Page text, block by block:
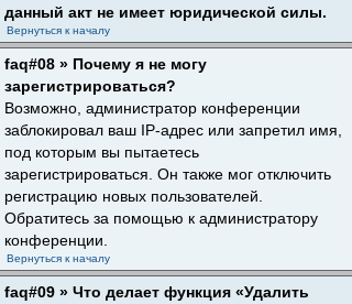
данный акт не имеет юридической силы.
Вернуться к началу
faq#08 » Почему я не могу
зарегистрироваться?
Возможно, администратор конференции
заблокировал ваш IP-адрес или запретил имя,
под которым вы пытаетесь
зарегистрироваться. Он также мог отключить
регистрацию новых пользователей.
Обратитесь за помощью к администратору
конференции.
Вернуться к началу
faq#09 » Что делает функция «Удалить